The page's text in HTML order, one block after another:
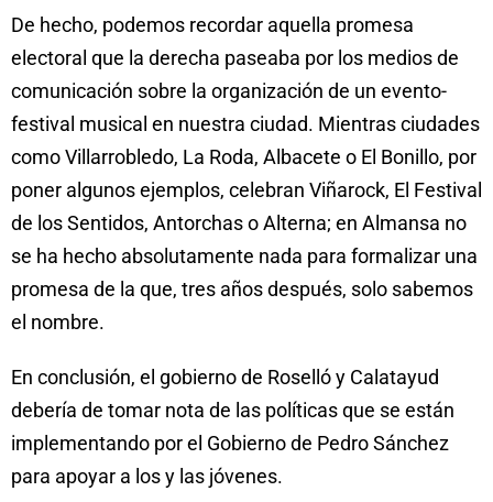
De hecho, podemos recordar aquella promesa
electoral que la derecha paseaba por los medios de
comunicación sobre la organización de un evento-
festival musical en nuestra ciudad. Mientras ciudades
como Villarrobledo, La Roda, Albacete o El Bonillo, por
poner algunos ejemplos, celebran Viñarock, El Festival
de los Sentidos, Antorchas o Alterna; en Almansa no
se ha hecho absolutamente nada para formalizar una
promesa de la que, tres años después, solo sabemos
el nombre.
En conclusión, el gobierno de Roselló y Calatayud
debería de tomar nota de las políticas que se están
implementando por el Gobierno de Pedro Sánchez
para apoyar a los y las jóvenes.